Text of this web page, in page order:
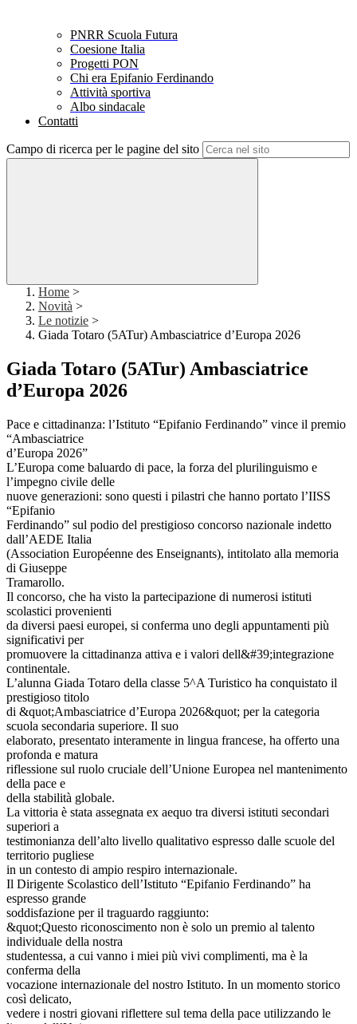
PNRR Scuola Futura
Coesione Italia
Progetti PON
Chi era Epifanio Ferdinando
Attività sportiva
Albo sindacale
Contatti
Campo di ricerca per le pagine del sito
Home >
Novità >
Le notizie >
Giada Totaro (5ATur) Ambasciatrice d’Europa 2026
Giada Totaro (5ATur) Ambasciatrice
d’Europa 2026
Pace e cittadinanza: l’Istituto “Epifanio Ferdinando” vince il premio
“Ambasciatrice
d’Europa 2026”
L’Europa come baluardo di pace, la forza del plurilinguismo e
l’impegno civile delle
nuove generazioni: sono questi i pilastri che hanno portato l’IISS
“Epifanio
Ferdinando” sul podio del prestigioso concorso nazionale indetto
dall’AEDE Italia
(Association Européenne des Enseignants), intitolato alla memoria
di Giuseppe
Tramarollo.
Il concorso, che ha visto la partecipazione di numerosi istituti
scolastici provenienti
da diversi paesi europei, si conferma uno degli appuntamenti più
significativi per
promuovere la cittadinanza attiva e i valori dell&#39;integrazione
continentale.
L’alunna Giada Totaro della classe 5^A Turistico ha conquistato il
prestigioso titolo
di &quot;Ambasciatrice d’Europa 2026&quot; per la categoria
scuola secondaria superiore. Il suo
elaborato, presentato interamente in lingua francese, ha offerto una
profonda e matura
riflessione sul ruolo cruciale dell’Unione Europea nel mantenimento
della pace e
della stabilità globale.
La vittoria è stata assegnata ex aequo tra diversi istituti secondari
superiori a
testimonianza dell’alto livello qualitativo espresso dalle scuole del
territorio pugliese
in un contesto di ampio respiro internazionale.
Il Dirigente Scolastico dell’Istituto “Epifanio Ferdinando” ha
espresso grande
soddisfazione per il traguardo raggiunto:
&quot;Questo riconoscimento non è solo un premio al talento
individuale della nostra
studentessa, a cui vanno i miei più vivi complimenti, ma è la
conferma della
vocazione internazionale del nostro Istituto. In un momento storico
così delicato,
vedere i nostri giovani riflettere sul tema della pace utilizzando le